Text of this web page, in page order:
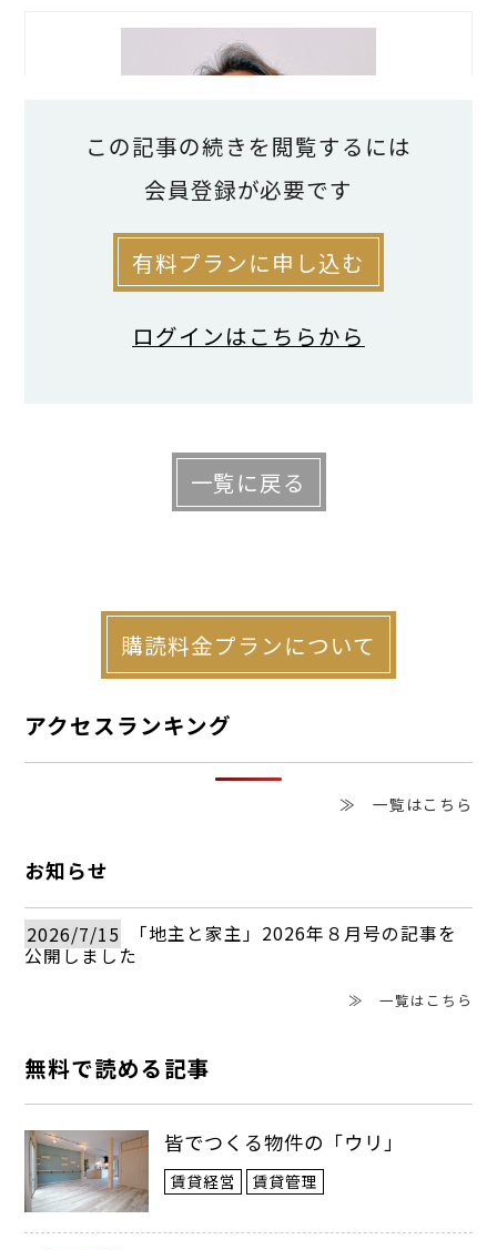
目視とドローンで確認 ３０００棟
デイグランは、 ２０１６年より建物診
断事業「ＤＧインスペクション」を展開し
建物調査を行い、調査報告書を作成するサ
ービス。最大の特徴は、保険申請のサポー
トがセットになっている点だ。
建物調査で不備が見つかっても、資金が
なくて修繕できないケースも少なくない。
同サービスでは、オーナーが加入する保険
の補償内容に沿って保険申請をサポートす
る。調査報告時に、調査で発見した損傷や
て、申請の対象となるものとそうでないも
オーナーが申請を希望する場合には、書類
の作成サポートを同社が行う。
この記事の続きを閲覧するには
会員登録が必要です
有料プランに申し込む
ログインはこちらから
一覧に戻る
購読料金プランについて
アクセスランキング
≫ 一覧はこちら
お知らせ
2026/7/15
「地主と家主」2026年８月号の記事を
公開しました
≫ 一覧はこちら
無料で読める記事
皆でつくる物件の「ウリ」
賃貸経営 賃貸管理